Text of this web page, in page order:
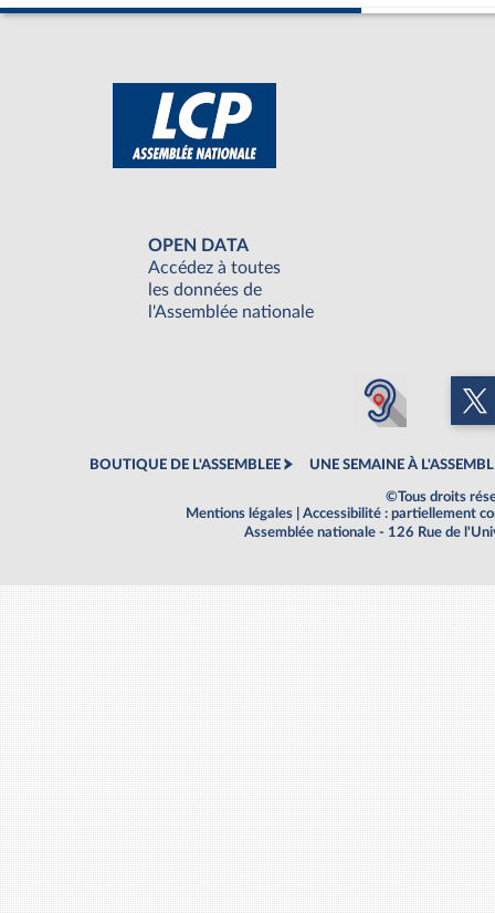
OPEN DATA
Accédez à toutes
les données de
l'Assemblée nationale
BOUTIQUE DE L'ASSEMBLEE UNE SEMAINE À
©Tous droits
Mentions légales
Accessibilité : partiellement
Assemblée nationale - 126 Rue de